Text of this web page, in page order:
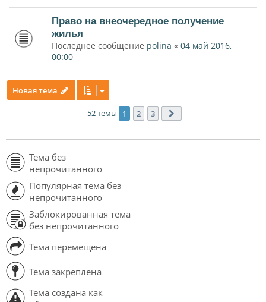
Право на внеочередное получение
жилья
Последнее сообщение polina « 04 май 2016,
00:00
Новая тема
52 темы 1 2 3
Тема без
непрочитанного
Популярная тема без
непрочитанного
Заблокированная тема
без непрочитанного
Тема перемещена
Тема закреплена
Тема создана как